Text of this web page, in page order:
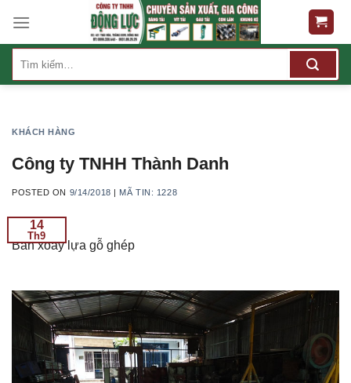
content
kiếm:
KHÁCH HÀNG
Công ty TNHH Thành Danh
POSTED ON 9/14/2018 | MÃ TIN: 1228
14
Th9
Bàn xoay lựa gỗ ghép